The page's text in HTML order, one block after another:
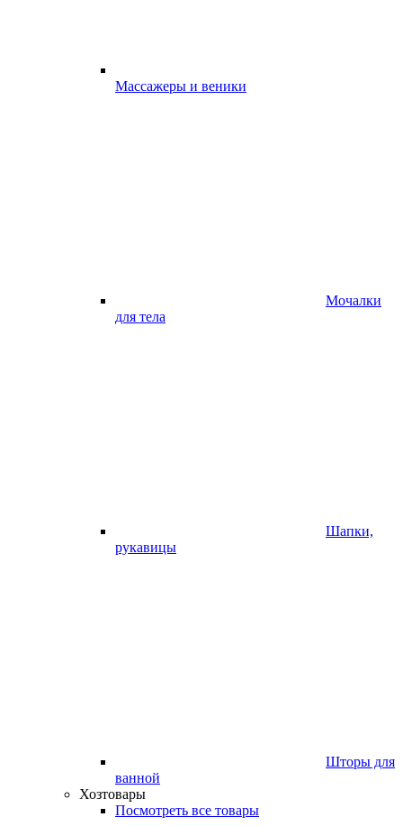
Массажеры и веники
Мочалки
для тела
Шапки,
рукавицы
Шторы для
ванной
Хозтовары
Посмотреть все товары